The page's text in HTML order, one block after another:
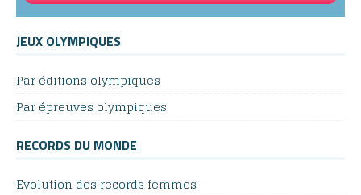
JEUX OLYMPIQUES
Par éditions olympiques
Par épreuves olympiques
RECORDS DU MONDE
Evolution des records femmes